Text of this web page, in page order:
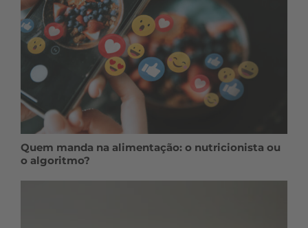
Quem manda na alimentação: o nutricionista ou
o algoritmo?